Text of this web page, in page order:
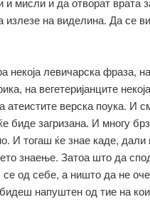
излезе на виделина. Да се
некоја левичарска фраза,
на вегетеријанците некоја
верска поука. И
биде загризана. И многу
И тогаш ќе знае каде,
знаење. Затоа што да
од себе, а ништо да не
напуштен од тие на